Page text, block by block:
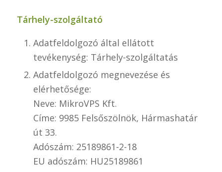
Tárhely-szolgáltató
Adatfeldolgozó által ellátott
tevékenység: Tárhely-szolgáltatás
Adatfeldolgozó megnevezése és
elérhetősége:
Neve: MikroVPS Kft.
Címe: 9985 Felsőszölnök, Hármashatár
út 33.
Adószám: 25189861-2-18
EU adószám: HU25189861